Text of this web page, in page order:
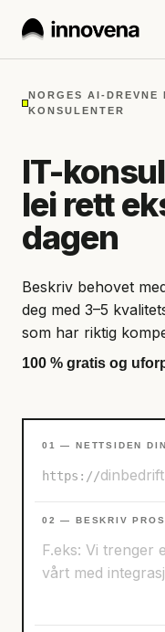
NORGES AI-DREVNE
KONSULENTER
IT-
lei rett
dagen
Beskriv behovet
deg med 3–5
som har riktig
100 % gratis og
01 — NETTSIDEN
https://
02 — BESKRIV